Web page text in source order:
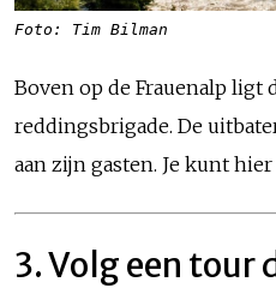
Foto: Tim Bilman
Boven op de Frauenalp ligt
reddingsbrigade. De
aan zijn gasten. Je kunt
3. Volg een tour